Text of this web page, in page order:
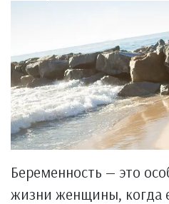
Беременность — это
жизни женщины, когда